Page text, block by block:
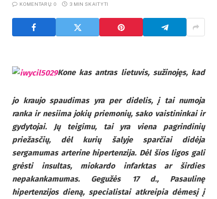
KOMENTARŲ: 0 3 MIN SKAITYTI
Kone kas antras lietuvis, sužinojęs, kad
jo kraujo spaudimas yra per didelis, į tai numoja
ranka ir nesiima jokių priemonių, sako vaistininkai ir
gydytojai. Jų teigimu, tai yra viena pagrindinių
priežasčių, dėl kurių šalyje sparčiai didėja
sergamumas arterine hipertenzija. Dėl šios ligos gali
grėsti insultas, miokardo infarktas ar širdies
nepakankamumas. Gegužės 17 d., Pasaulinę
hipertenzijos dieną, specialistai atkreipia dėmesį į